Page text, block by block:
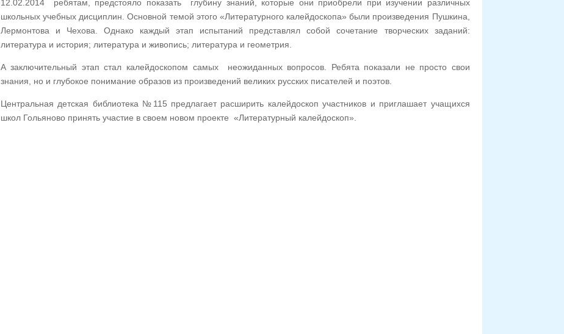
12.02.2014 ребятам, предстояло показать глубину знаний, которые они приобрели при изучении различных
школьных учебных дисциплин. Основной темой этого «Литературного калейдоскопа» были произведения Пушкина,
Лермонтова и Чехова. Однако каждый этап испытаний представлял собой сочетание творческих заданий:
литература и история; литература и живопись; литература и геометрия.
А заключительный этап стал калейдоскопом самых неожиданных вопросов. Ребята показали не просто свои
знания, но и глубокое понимание образов из произведений великих русских писателей и поэтов.
Центральная детская библиотека №115 предлагает расширить калейдоскоп участников и приглашает учащихся
школ Гольяново принять участие в своем новом проекте «Литературный калейдоскоп».